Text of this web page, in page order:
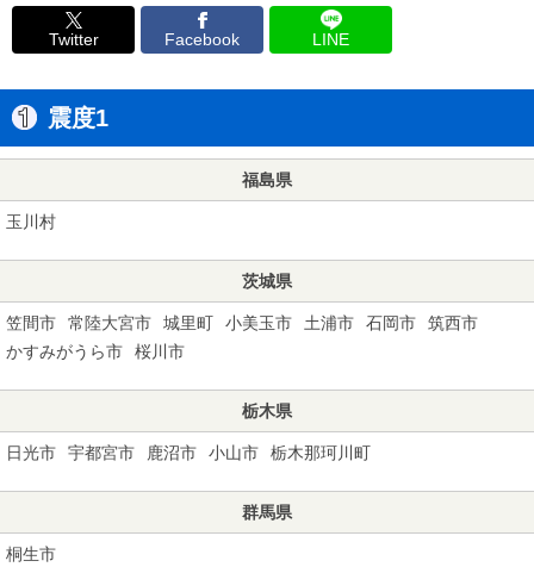
Twitter Facebook LINE
震度1
福島県
玉川村
茨城県
笠間市 常陸大宮市 城里町 小美玉市 土浦市 石岡市
筑西市
かすみがうら市
桜川市
栃木県
日光市 宇都宮市 鹿沼市 小山市 栃木那珂川町
群馬県
桐生市